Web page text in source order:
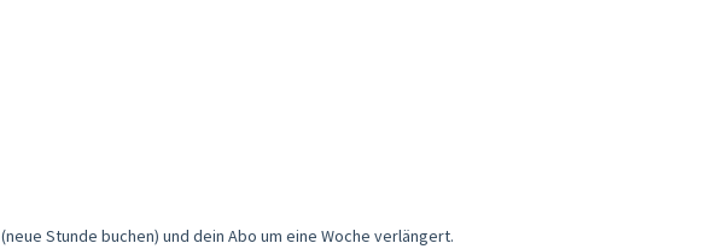
Stunde buchen) und dein Abo um eine Woche verlängert.